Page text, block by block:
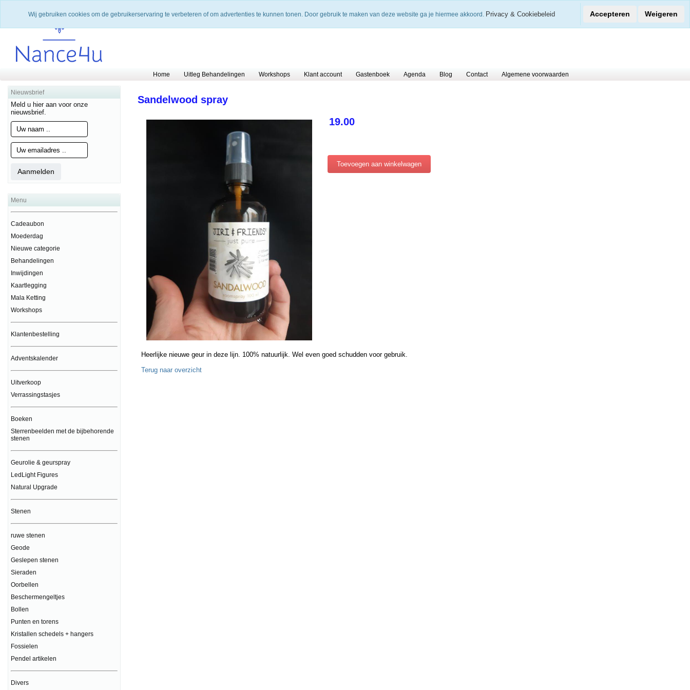
Home Uitleg Behandelingen Workshops Klant account Gastenboek Agenda Blog Contact Algemene voorwaarden
Nieuwsbrief
Meld u hier aan voor onze
nieuwsbrief.
Menu
Cadeaubon
Moederdag
Nieuwe categorie
Behandelingen
Inwijdingen
Kaartlegging
Mala Ketting
Workshops
Klantenbestelling
Adventskalender
Uitverkoop
Verrassingstasjes
Boeken
Sterrenbeelden met de bijbehorende
stenen
Geurolie & geurspray
LedLight Figures
Natural Upgrade
Stenen
ruwe stenen
Geode
Geslepen stenen
Sieraden
Oorbellen
Beschermengeltjes
Bollen
Punten en torens
Kristallen schedels + hangers
Fossielen
Pendel artikelen
Divers
Sandelwood spray
19.00
Heerlijke nieuwe geur in deze lijn. 100% natuurlijk. Wel even goed schudden voor gebruik.
Terug naar overzicht
Wij gebruiken cookies om de gebruikerservaring te verbeteren of om advertenties te kunnen tonen. Door gebruik te maken van deze website ga je hiermee akkoord. Privacy & Cookiebeleid Accepteren Weigeren